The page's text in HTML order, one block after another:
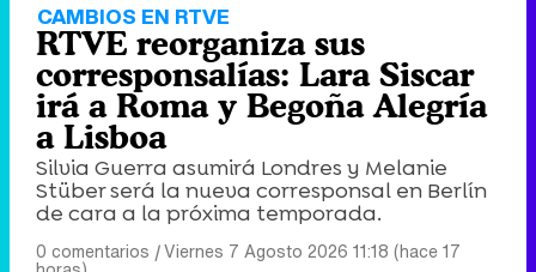
CAMBIOS EN RTVE
RTVE reorganiza sus
corresponsalías: Lara Siscar
irá a Roma y Begoña Alegría
a Lisboa
Silvia Guerra asumirá Londres y Melanie
Stüber será la nueva corresponsal en Berlín
de cara a la próxima temporada.
0 comentarios |Viernes 7 Agosto 2026 11:18 (hace 17